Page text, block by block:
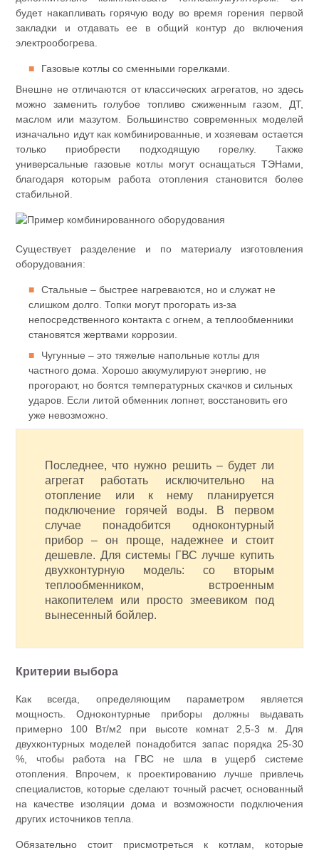
будет накапливать горячую воду во время горения первой
закладки и отдавать ее в общий контур до включения
электрообогрева.
Газовые котлы со сменными горелками.
Внешне не отличаются от классических агрегатов, но здесь
можно заменить голубое топливо сжиженным газом, ДТ,
маслом или мазутом. Большинство современных моделей
изначально идут как комбинированные, и хозяевам остается
только приобрести подходящую горелку. Также
универсальные газовые котлы могут оснащаться ТЭНами,
благодаря которым работа отопления становится более
стабильной.
Существует разделение и по материалу изготовления
оборудования:
Стальные – быстрее нагреваются, но и служат не
слишком долго. Топки могут прогорать из-за
непосредственного контакта с огнем, а теплообменники
становятся жертвами коррозии.
Чугунные – это тяжелые напольные котлы для
частного дома. Хорошо аккумулируют энергию, не
прогорают, но боятся температурных скачков и сильных
ударов. Если литой обменник лопнет, восстановить его
уже невозможно.
Последнее, что нужно решить – будет ли
агрегат работать исключительно на
отопление или к нему планируется
подключение горячей воды. В первом
случае понадобится одноконтурный
прибор – он проще, надежнее и стоит
дешевле. Для системы ГВС лучше купить
двухконтурную модель: со вторым
теплообменником, встроенным
накопителем или просто змеевиком под
вынесенный бойлер.
Критерии выбора
Как всегда, определяющим параметром является
мощность. Одноконтурные приборы должны выдавать
примерно 100 Вт/м2 при высоте комнат 2,5-3 м. Для
двухконтурных моделей понадобится запас порядка 25-30
%, чтобы работа на ГВС не шла в ущерб системе
отопления. Впрочем, к проектированию лучше привлечь
специалистов, которые сделают точный расчет, основанный
на качестве изоляции дома и возможности подключения
других источников тепла.
Обязательно стоит присмотреться к котлам, которые